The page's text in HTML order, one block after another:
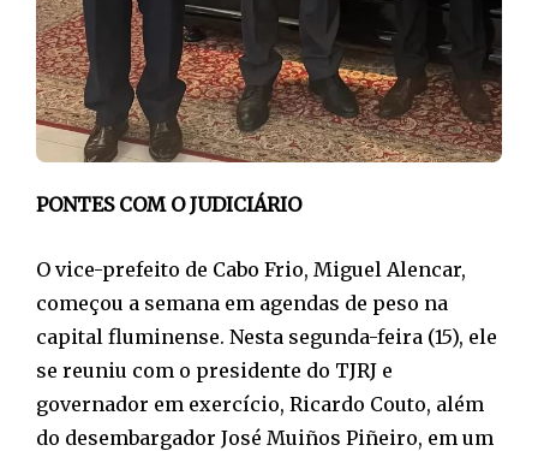
PONTES COM O JUDICIÁRIO
O vice-prefeito de Cabo Frio, Miguel Alencar,
começou a semana em agendas de peso na
capital fluminense. Nesta segunda-feira (15), ele
se reuniu com o presidente do TJRJ e
governador em exercício, Ricardo Couto, além
do desembargador José Muiños Piñeiro, em um